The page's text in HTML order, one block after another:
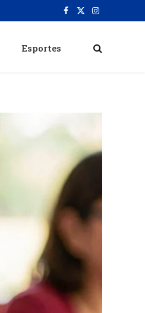
Facebook
X
Instagram
Esportes